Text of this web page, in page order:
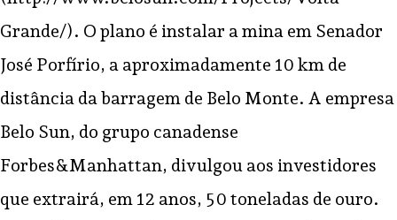
Grande/). O plano é instalar a mina em Senador
José Porfírio, a aproximadamente 10 km de
distância da barragem de Belo Monte. A empresa
Belo Sun, do grupo canadense
Forbes&Manhattan, divulgou aos investidores
que extrairá, em 12 anos, 50 toneladas de ouro.